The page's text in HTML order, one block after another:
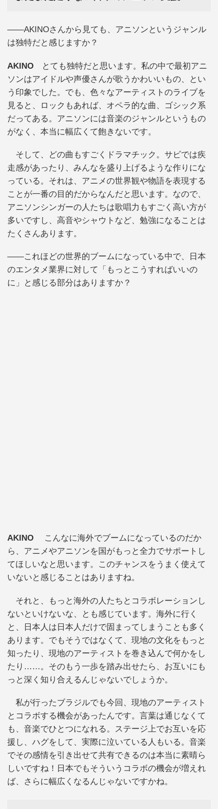
――AKINOさんから見ても、アニソンというジャンル
は独特だと感じますか？
AKINO とても独特だと思います。私の中で最初アニ
ソンはアイドルや声優さんが歌うかわいいもの、とい
う印象でした。でも、色々なアーティストのライブを
見ると、ロックもあれば、オペラ的な曲、ゴシック系
だってある。アニソンには音楽のジャンルというもの
がなく、本当に幅広くて飽きないです。
そして、どの曲もすごくドラマチック。サビでは疾
走感があったり、みんなを盛り上げるような作りにな
っている。それは、アニメの世界観や物語を表現する
ことが一番の目的だからなんだと思います。なので、
アニソンシンガーの人たちは歌唱力もすごく高い方が
多いですし、高音やシャウトなど、勉強になることは
たくさんあります。
――これほどの世界的ブームになっている中で、日本
のエンタメ業界に対して「もっとこうすればいいの
に」と感じる部分はありますか？
AKINO こんなに海外でブームになっているのだか
ら、アニメやアニソンを国がもっと全力でサポートし
てほしいなと思います。このチャンスをうまく使えて
いないと感じることはありますね。
それと、もっと海外の人たちとコラボレーションし
ないといけないな、とも感じています。海外に行く
と、日本人は日本人だけで固まってしまうことも多く
あります。でもそうではなくて、現地の文化をもっと
知ったり、現地のアーティストを巻き込んで何かをし
たり……。そのもう一歩を踏み出せたら、お互いにも
っと深く知り合えるんじゃないでしょうか。
私が行ったブラジルでも今回、現地のアーティスト
とコラボする機会があったんです。言葉は通じなくて
も、音楽でひとつになれる。ステージ上でお互いを応
援し、ハグをして、実際に泣いている人もいる。音楽
でその感情を引き出せて共有できるのは本当に素晴ら
しいですね！日本でもそういうコラボの機会が増えれ
ば、さらに幅広くなるんじゃないですかね。